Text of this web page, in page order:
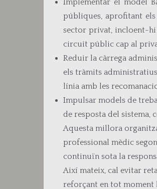
Implementar el model
públiques, aprofitant
sector privat, incloent-
circuit públic cap al
Reduir la càrrega
els tràmits
línia amb les
Impulsar models de
de resposta del sistema,
Aquesta millora
professional mèdic
continuïn sota la
Així mateix, cal evitar
reforçant en tot moment